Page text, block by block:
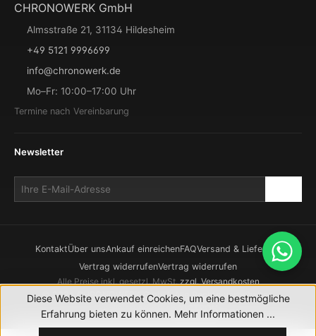
CHRONOWERK GmbH
Almsstraße 21, 31134 Hildesheim
+49 5121 9996699
info@chronowerk.de
Mo–Fr: 10:00–17:00 Uhr
Termine nach Vereinbarung
Newsletter
KontaktÜber unsAnkauf einreichenFAQVersand & Lieferung
Vertrag widerrufenVertrag widerrufen
Alle Preise inkl. gesetzl. MwSt.zzgl. Versandkosten
© 2026 CHRONOWERK GmbH. Alle Rechte vorbehalten.
Realisierung durch XICTRON
Diese Website verwendet Cookies, um eine bestmögliche
Erfahrung bieten zu können. Mehr Informationen ...